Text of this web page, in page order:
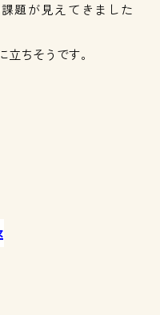
題が見えてきました
ちそうです。